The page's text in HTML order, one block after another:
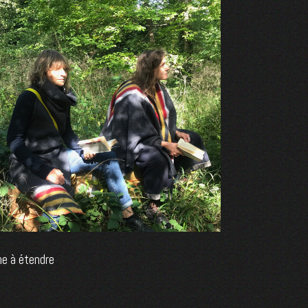
à étendre